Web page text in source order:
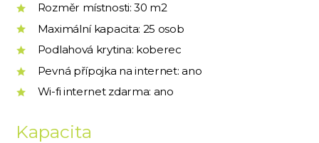
Rozměr místnosti: 30 m2
Maximální kapacita: 25 osob
Podlahová krytina: koberec
Pevná přípojka na internet: ano
Wi-fi internet zdarma: ano
Kapacita